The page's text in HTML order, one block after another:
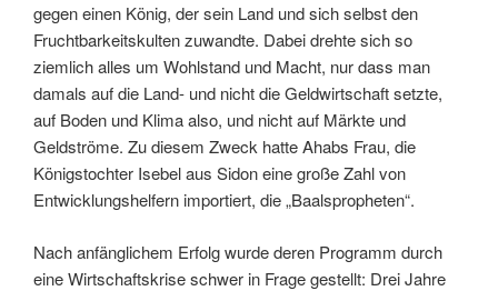
gegen einen König, der sein Land und sich selbst den
Fruchtbarkeitskulten zuwandte. Dabei drehte sich so
ziemlich alles um Wohlstand und Macht, nur dass man
damals auf die Land- und nicht die Geldwirtschaft setzte,
auf Boden und Klima also, und nicht auf Märkte und
Geldströme. Zu diesem Zweck hatte Ahabs Frau, die
Königstochter Isebel aus Sidon eine große Zahl von
Entwicklungshelfern importiert, die „Baalspropheten“.
Nach anfänglichem Erfolg wurde deren Programm durch
eine Wirtschaftskrise schwer in Frage gestellt: Drei Jahre